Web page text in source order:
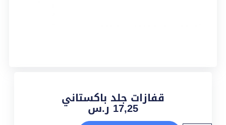
قفازات جلد باكستاني
17,25 ر.س